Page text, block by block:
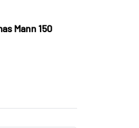
Mann 150